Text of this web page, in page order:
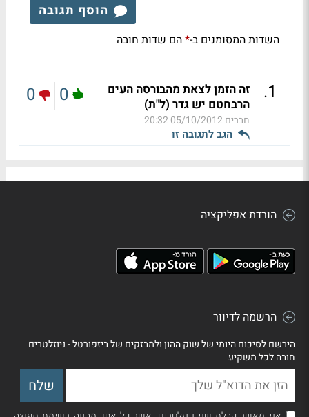
הוסף תגובה
השדות המסומנים ב-*הם שדות חובה
1
.
זה הזמן לצאת מהבורסה העים
הרבחטם יש גדר (ל"ת)
חברים05/10/2012 20:32
הגב לתגובה זו
0
0
הורדת אפליקציה
הרשמה לדיוור
הירשם לסיכום היומי של שוק ההון ולמבזקים של ביזפורטל - ניוזלטרים
חובה לכל משקיע